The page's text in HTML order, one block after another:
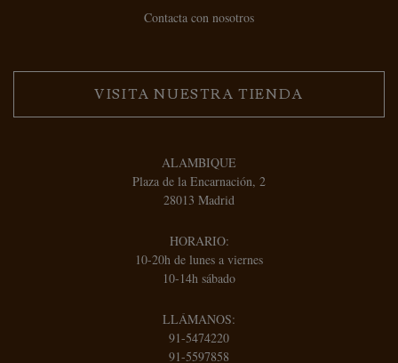
Contacta con nosotros
VISITA NUESTRA TIENDA
ALAMBIQUE
Plaza de la Encarnación, 2
28013 Madrid
HORARIO:
10-20h de lunes a viernes
10-14h sábado
LLÁMANOS:
91-5474220
91-5597858